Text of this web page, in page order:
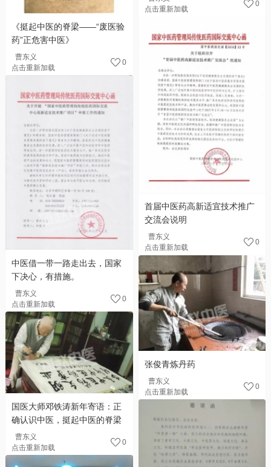
点击重新加载
0
《挺起中医的脊梁——“废医验
药”正危害中医》
曹东义
点击重新加载
0
首届中医药高新适宜技术推广
交流会说明
曹东义
点击重新加载
0
中医借一带一路走出去，国家
下决心，有措施。
曹东义
点击重新加载
0
张俊青炼丹药
曹东义
点击重新加载
0
国医大师邓铁涛新年寄语：正
确认识中医，挺起中医的脊梁
曹东义
点击重新加载
0